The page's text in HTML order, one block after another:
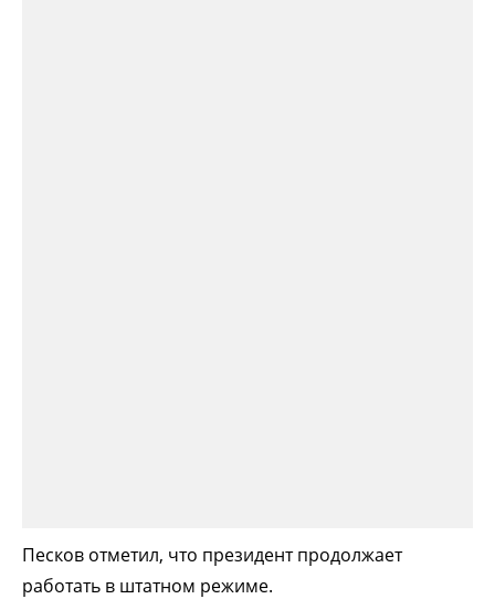
Песков отметил, что президент продолжает
работать в штатном режиме.